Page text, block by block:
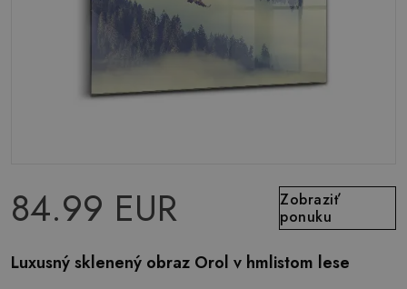
84.99 EUR
Zobraziť
ponuku
Luxusný sklenený obraz Orol v hmlistom lese